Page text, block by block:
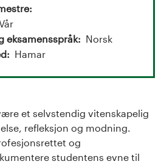
eksamensspråk
Norsk
Hamar
et selvstendig vitenskapelig
refleksjon og modning.
og
studentens evne til